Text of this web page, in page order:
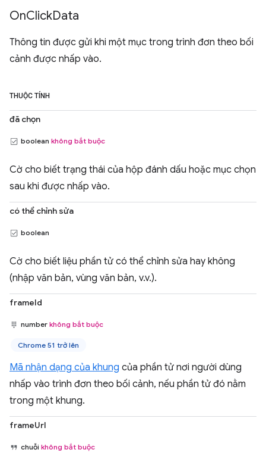
OnClickData
Thông tin được gửi khi một mục trong trình đơn theo bối
cảnh được nhấp vào.
THUỘC TÍNH
đã chọn
boolean không bắt buộc
Cờ cho biết trạng thái của hộp đánh dấu hoặc mục chọn
sau khi được nhấp vào.
có thể chỉnh sửa
boolean
Cờ cho biết liệu phần tử có thể chỉnh sửa hay không
(nhập văn bản, vùng văn bản, v.v.).
frameId
number không bắt buộc
Chrome 51 trở lên
Mã nhận dạng của khung của phần tử nơi người dùng
nhấp vào trình đơn theo bối cảnh, nếu phần tử đó nằm
trong một khung.
frameUrl
chuỗi không bắt buộc